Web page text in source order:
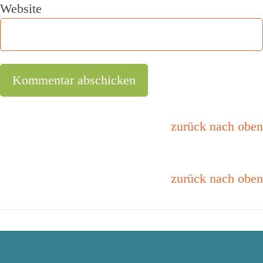
Website
zurück nach oben
zurück nach oben